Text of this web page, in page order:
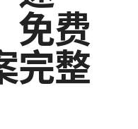
免费
完整